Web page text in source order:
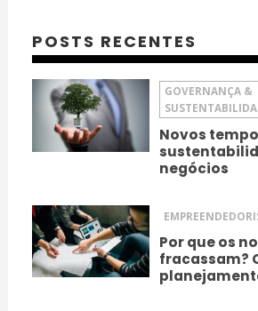
POSTS RECENTES
GOVERNANÇA &
Novos
negócios
Por que os
fracassam?